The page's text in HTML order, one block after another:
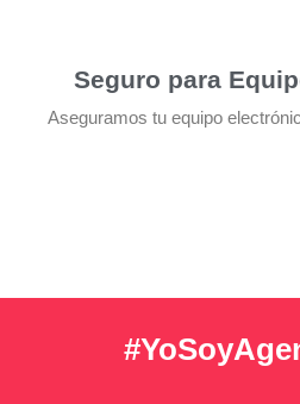
Seguro para
Aseguramos tu equipo